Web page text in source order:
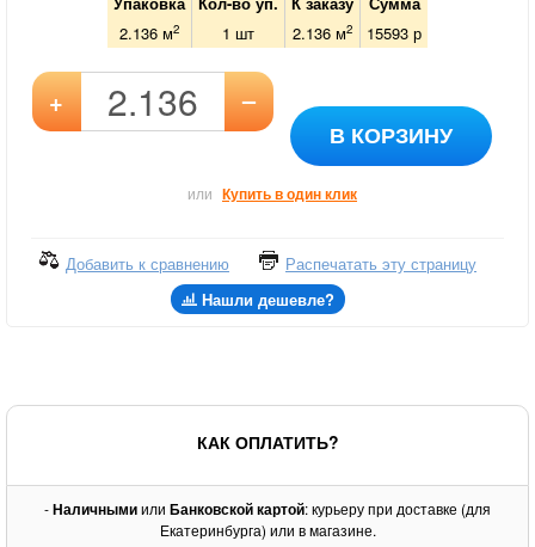
2.136 м2 1 шт 2.136 м2 15593 р
+ –
В КОРЗИНУ
или Купить в один клик
Добавить к сравнению
Распечатать эту страницу
Нашли дешевле?
КАК ОПЛАТИТЬ?
-Наличнымиили Банковской картой: курьеру при доставке (для
Екатеринбурга) или в магазине.